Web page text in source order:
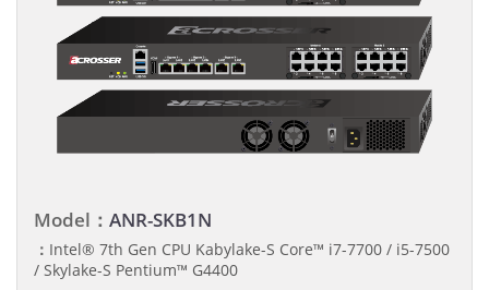
Model： ANR-SKB1N
： Intel® 7th Gen CPU Kabylake-S Core™ i7-7700 / i5-7500
/ Skylake-S Pentium™ G4400